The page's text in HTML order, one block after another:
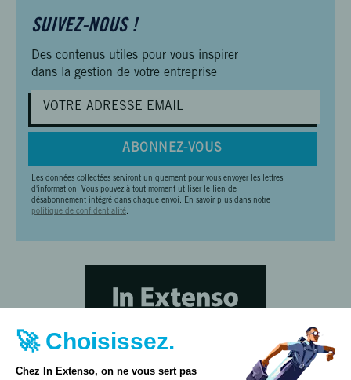
SUIVEZ-NOUS !
Des contenus utiles pour vous inspirer
dans la gestion de votre entreprise
ABONNEZ-VOUS
Les données collectées serviront uniquement pour vous envoyer les lettres
d'information. Vous pouvez à tout moment utiliser le lien de
désabonnement intégré dans chaque envoi. En savoir plus dans notre
politique de confidentialité.
🚀 Choisissez.
Chez In Extenso, on ne vous sert pas